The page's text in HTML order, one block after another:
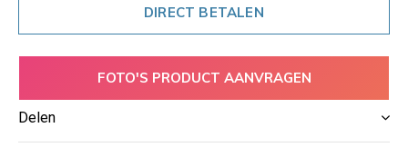
DIRECT BETALEN
FOTO'S PRODUCT AANVRAGEN
Delen